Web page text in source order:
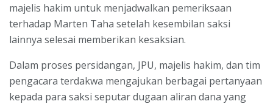
majelis hakim untuk menjadwalkan pemeriksaan
terhadap Marten Taha setelah kesembilan saksi
lainnya selesai memberikan kesaksian.
Dalam proses persidangan, JPU, majelis hakim, dan tim
pengacara terdakwa mengajukan berbagai pertanyaan
kepada para saksi seputar dugaan aliran dana yang